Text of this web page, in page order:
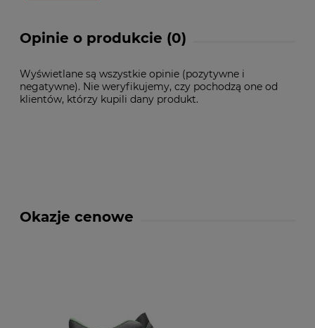
Opinie o produkcie (0)
Wyświetlane są wszystkie opinie (pozytywne i
negatywne). Nie weryfikujemy, czy pochodzą one od
klientów, którzy kupili dany produkt.
Okazje cenowe